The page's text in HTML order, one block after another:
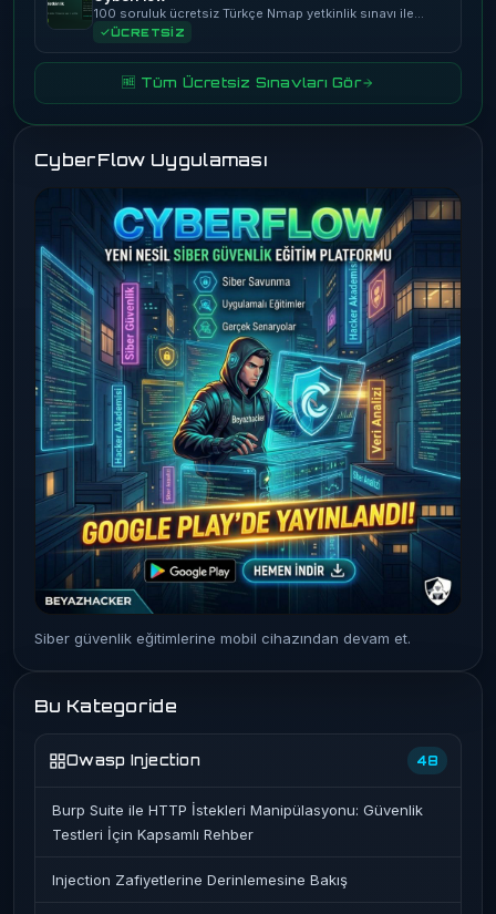
100 soruluk ücretsiz Türkçe Nmap yetkinlik sınavı ile…
ÜCRETSİZ
🆓 Tüm Ücretsiz Sınavları Gör
CyberFlow Uygulaması
Siber güvenlik eğitimlerine mobil cihazından devam et.
Bu Kategoride
Owasp Injection 48
Burp Suite ile HTTP İstekleri Manipülasyonu: Güvenlik
Testleri İçin Kapsamlı Rehber
Injection Zafiyetlerine Derinlemesine Bakış